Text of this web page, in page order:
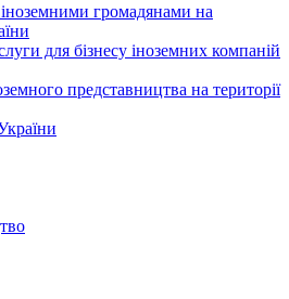
іноземними громадянами на
для бізнесу іноземних компаній
представництва на території